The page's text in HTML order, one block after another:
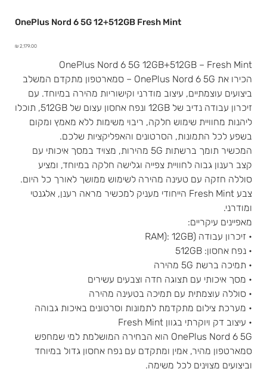
OnePlus Nord 6 5G 12+512GB Fresh Mint
מחיר ‏2,179.00 ‏₪
OnePlus Nord 6 5G 12GB+512GB – Fresh Mint
הכירו את OnePlus Nord 6 5G – סמארטפון מתקדם המשלב
ביצועים עוצמתיים, עיצוב מודרני וקישוריות מהירה במיוחד. עם
זיכרון עבודה נדיב של 12GB ונפח אחסון עצום של 512GB, תוכלו
ליהנות מחוויית שימוש חלקה, ריבוי משימות ללא מאמץ ומקום
בשפע לכל התמונות, הסרטונים והאפליקציות שלכם.
המכשיר תומך ברשתות 5G מהירות, מצויד במסך איכותי עם
קצב רענון גבוה לחוויית צפייה וגלישה חלקה במיוחד, ומציע
סוללה חזקה עם טעינה מהירה לשימוש ממושך לאורך כל היום.
צבע Fresh Mint הייחודי מעניק למכשיר מראה רענן, אלגנטי
ומודרני.
מאפיינים עיקריים:
• זיכרון עבודה (RAM): 12GB
• נפח אחסון: 512GB
• תמיכה ברשת 5G מהירה
• מסך איכותי עם תצוגה חדה וצבעים עשירים
• סוללה עוצמתית עם תמיכה בטעינה מהירה
• מערכת צילום מתקדמת לתמונות וסרטונים באיכות גבוהה
• עיצוב דק ויוקרתי בגוון Fresh Mint
OnePlus Nord 6 5G הוא הבחירה המושלמת למי שמחפש
סמארטפון מהיר, אמין ומתקדם עם נפח אחסון גדול במיוחד
וביצועים מצוינים לכל משימה.